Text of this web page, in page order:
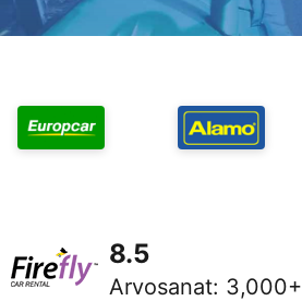
8.5
Arvosanat: 3,000+